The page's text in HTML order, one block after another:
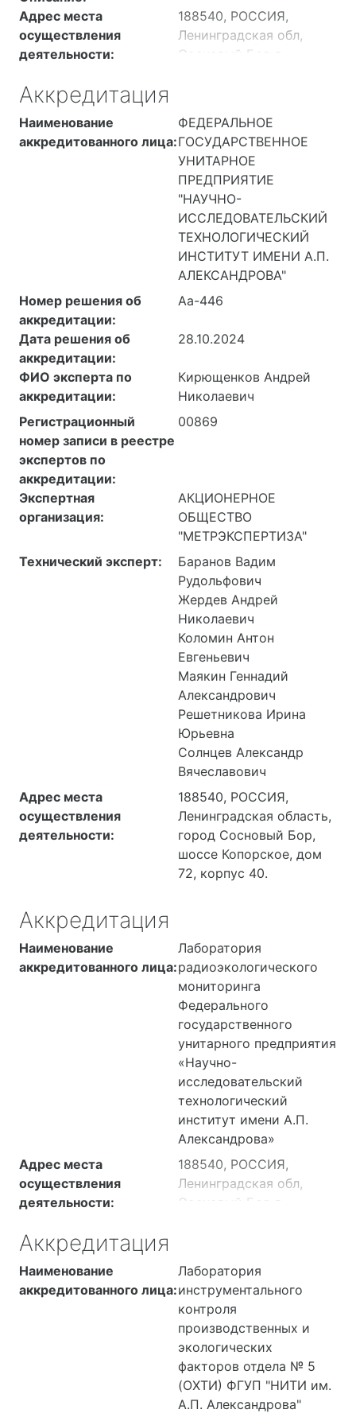
Адрес места
осуществления
деятельности:
188540, РОССИЯ,
Ленинградская обл,
Сосновый Бор г,
Ленинградская обл, г
Сосновый Бор, ш
Копорское, дом 72
корпус 42, 312
188540, РОССИЯ,
Ленинградская обл, г
Сосновый Бор, ш
Копорское, дом 72
корпус 43, 247
188540, РОССИЯ,
Сосновый Бор, ш
корпус 45, 109
188540, РОССИЯ,
Ленинградская обл, г
188540, РОССИЯ,
Ленинградская обл,
Сосновый Бор г,
корпус 49, 536
188540, РОССИЯ, обл
Ленинградская, г
Сосновый Бор, шоссе
Копорское, дом 72
корпус 45, 01/1
188540, РОССИЯ, обл
Ленинградская, г
Сосновый Бор, ш
Копорское, дом 72
корпус 41, 401
188540, РОССИЯ, обл
Ленинградская, г
Сосновый Бор, ш
Копорское, дом 72
корпус 49, 538
188540, РОССИЯ, обл
корпус 49, Узел ТРО
188540, РОССИЯ, обл
Ленинградская, г
Сосновый Бор, ш
Копорское, дом 72
корпус 46, 204
188540, РОССИЯ, обл
Ленинградская, г
Сосновый Бор, ш
Копорское, дом 72
корпус 46, 206
188540, РОССИЯ, обл
Ленинградская, г
Сосновый Бор, ш
Аккредитация
Наименование
аккредитованного лица:
ФЕДЕРАЛЬНОЕ
ГОСУДАРСТВЕННОЕ
УНИТАРНОЕ
ПРЕДПРИЯТИЕ
"НАУЧНО-
ИССЛЕДОВАТЕЛЬСКИЙ
ТЕХНОЛОГИЧЕСКИЙ
ИНСТИТУТ ИМЕНИ А.П.
АЛЕКСАНДРОВА"
Номер решения об
аккредитации:
Аа-446
Дата решения об
аккредитации:
28.10.2024
ФИО эксперта по
аккредитации:
Кирющенков Андрей
Николаевич
Регистрационный
номер записи в реестре
экспертов по
аккредитации:
00869
Экспертная
организация:
АКЦИОНЕРНОЕ
ОБЩЕСТВО
"МЕТРЭКСПЕРТИЗА"
Технический эксперт:
Баранов Вадим
Рудольфович
Жердев Андрей
Николаевич
Коломин Антон
Евгеньевич
Маякин Геннадий
Александрович
Решетникова Ирина
Юрьевна
Солнцев Александр
Вячеславович
Адрес места
осуществления
деятельности:
188540, РОССИЯ,
Ленинградская область,
город Сосновый Бор,
шоссе Копорское, дом
72, корпус 40.
Аккредитация
Наименование
аккредитованного лица:
Лаборатория
радиоэкологического
мониторинга
Федерального
государственного
унитарного предприятия
«Научно-
исследовательский
технологический
институт имени А.П.
Александрова»
Адрес места
осуществления
деятельности:
188540, РОССИЯ,
Ленинградская обл,
Сосновый Бор г,
Ленинградская обл, г
Сосновый Бор, шоссе
Копорское, дом 72 корп.
43 (пом. 105).
188540, РОССИЯ,
Ленинградская обл, г
Сосновый Бор, ш.
Копорское, д. 72, корп.
Аккредитация
Наименование
аккредитованного лица:
Лаборатория
инструментального
контроля
производственных и
экологических
факторов отдела № 5
(ОХТИ) ФГУП "НИТИ им.
А.П. Александрова"